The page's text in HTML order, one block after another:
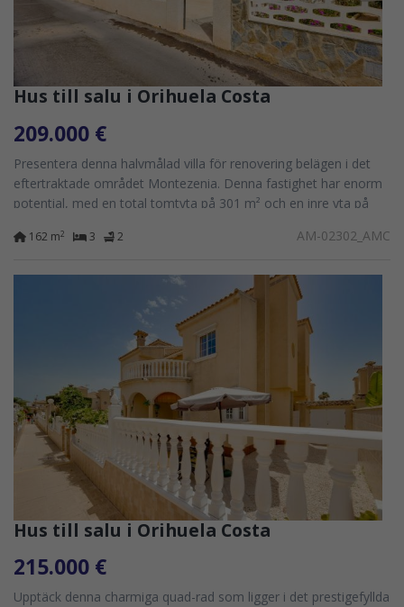
Hus till salu i Orihuela Costa
209.000 €
Presentera denna halvmålad villa för renovering belägen i det
eftertraktade området Montezenia. Denna fastighet har enorm
potential, med en total tomtyta på 301 m² och en inre yta på
162 m2 3 2 AM-02302_AMC
Hus till salu i Orihuela Costa
215.000 €
Upptäck denna charmiga quad-rad som ligger i det prestigefyllda